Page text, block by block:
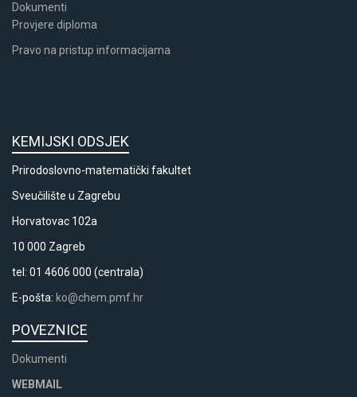
Dokumenti
Provjere diploma
Pravo na pristup informacijama
KEMIJSKI ODSJEK
Prirodoslovno-matematički fakultet
Sveučilište u Zagrebu
Horvatovac 102a
10 000 Zagreb
tel: 01 4606 000 (centrala)
E-pošta: ko@chem.pmf.hr
POVEZNICE
Dokumenti
WEBMAIL